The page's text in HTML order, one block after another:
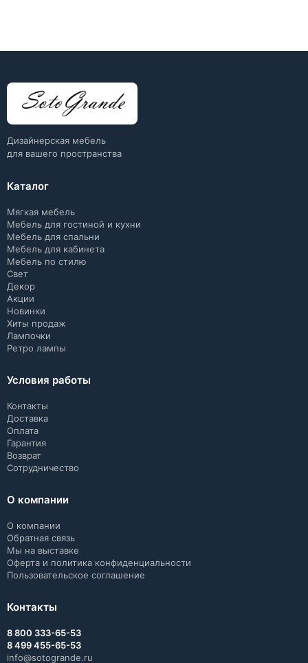
Дизайнерская мебель
для вашего пространства
Каталог
Мягкая мебель
Мебель для гостиной и кухни
Мебель для спальни
Мебель для кабинета
Мебель по стилю
Свет
Декор
Акции
Новинки
Хиты продаж
Лампочки
Ретро лампы
Условия работы
Контакты
Доставка
Оплата
Гарантия
Возврат
Сотрудничество
О компании
О компании
Обратная связь
Мы на выставке
Оферта и политика конфиденциальности
Пользовательское соглашение
Контакты
8 800 333-65-53
8 499 455-65-53
info@sotogrande.ru